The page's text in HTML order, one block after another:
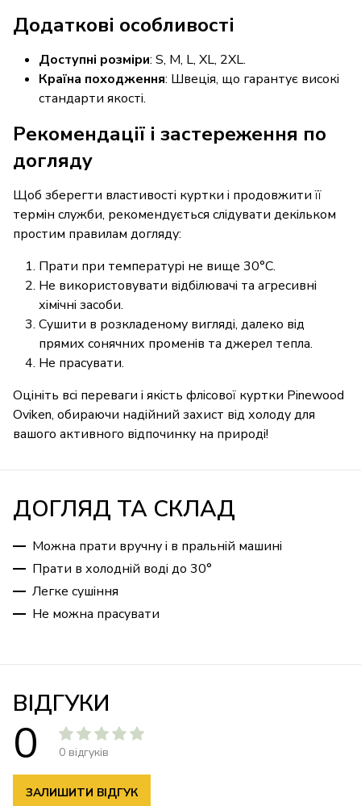
Додаткові особливості
Доступні розміри: S, M, L, XL, 2XL.
Країна походження: Швеція, що гарантує високі
стандарти якості.
Рекомендації і застереження по
догляду
Щоб зберегти властивості куртки і продовжити її
термін служби, рекомендується слідувати декільком
простим правилам догляду:
Прати при температурі не вище 30°C.
Не використовувати відбілювачі та агресивні
хімічні засоби.
Сушити в розкладеному вигляді, далеко від
прямих сонячних променів та джерел тепла.
Не прасувати.
Оцініть всі переваги і якість флісової куртки Pinewood
Oviken, обираючи надійний захист від холоду для
вашого активного відпочинку на природі!
ДОГЛЯД ТА СКЛАД
Можна прати вручну і в пральній машині
Прати в холодній воді до 30°
Легке сушіння
Не можна прасувати
ВІДГУКИ
0 0 відгуків
ЗАЛИШИТИ ВІДГУК